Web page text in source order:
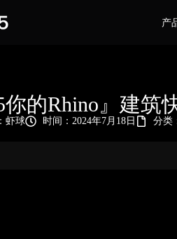
产
你的Rhino』建
虾球 时间：2024年7月18日 分类